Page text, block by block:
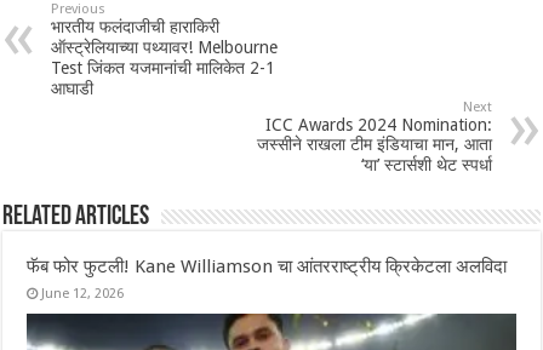
Previous
भारतीय फलंदाजीची हाराकिरी
ऑस्ट्रेलियाच्या पथ्यावर! Melbourne
Test जिंकत यजमानांची मालिकेत 2-1
आघाडी
Next
ICC Awards 2024 Nomination:
जस्सीने राखला टीम इंडियाचा मान, आता
‘या’ स्टार्सशी थेट स्पर्धा
Related Articles
फॅब फोर फुटली! Kane Williamson चा आंतरराष्ट्रीय क्रिकेटला अलविदा
June 12, 2026